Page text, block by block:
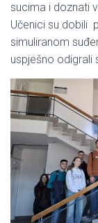
sucima i doznati
Učenici su dobili
simuliranom
uspješno odigrali